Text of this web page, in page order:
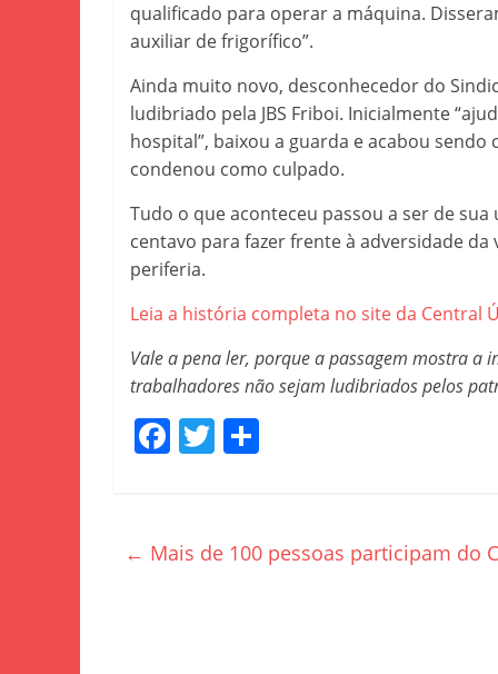
qualificado para operar a máquina.
auxiliar de frigorífico”.
Ainda muito novo, desconhecedor do
ludibriado pela JBS Friboi. Inicialmente
hospital”, baixou a guarda e acabou
condenou como culpado.
Tudo o que aconteceu passou a ser de
centavo para fazer frente à adversidade
periferia.
Leia a história completa no site da Central
Vale a pena ler, porque a passagem mostra
trabalhadores não sejam ludibriados pelos
F
e
T
er e
← Mais de 100 pessoas participam do